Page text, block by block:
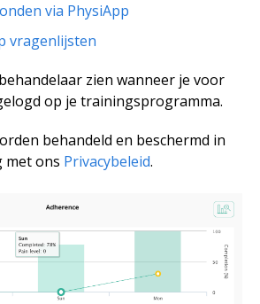
via PhysiApp
vragenlijsten
zien wanneer je voor
op je trainingsprogramma.
behandeld en beschermd in
met ons Privacybeleid.